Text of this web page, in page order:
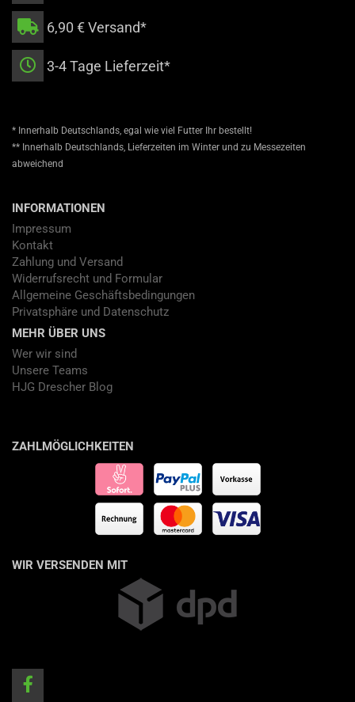
6,90 € Versand*
3-4 Tage Lieferzeit*
* Innerhalb Deutschlands, egal wie viel Futter Ihr bestellt!
** Innerhalb Deutschlands, Lieferzeiten im Winter und zu Messezeiten
abweichend
INFORMATIONEN
Impressum
Kontakt
Zahlung und Versand
Widerrufsrecht und Formular
Allgemeine Geschäftsbedingungen
Privatsphäre und Datenschutz
MEHR ÜBER UNS
Wer wir sind
Unsere Teams
HJG Drescher Blog
ZAHLMÖGLICHKEITEN
WIR VERSENDEN MIT